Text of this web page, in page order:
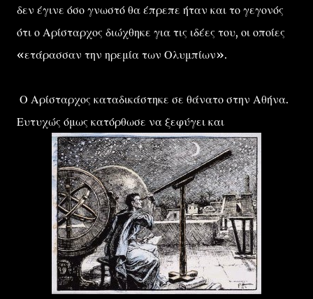
δεν έγινε όσο γνωστό θα έπρεπε ήταν και το γεγονός
ότι ο Αρίσταρχος διώχθηκε για τις ιδέες του, οι οποίες
«ετάρασσαν την ηρεμία των Ολυμπίων».
Ο Αρίσταρχος καταδικάστηκε σε θάνατο στην Αθήνα.
Ευτυχώς όμως κατόρθωσε να ξεφύγει και